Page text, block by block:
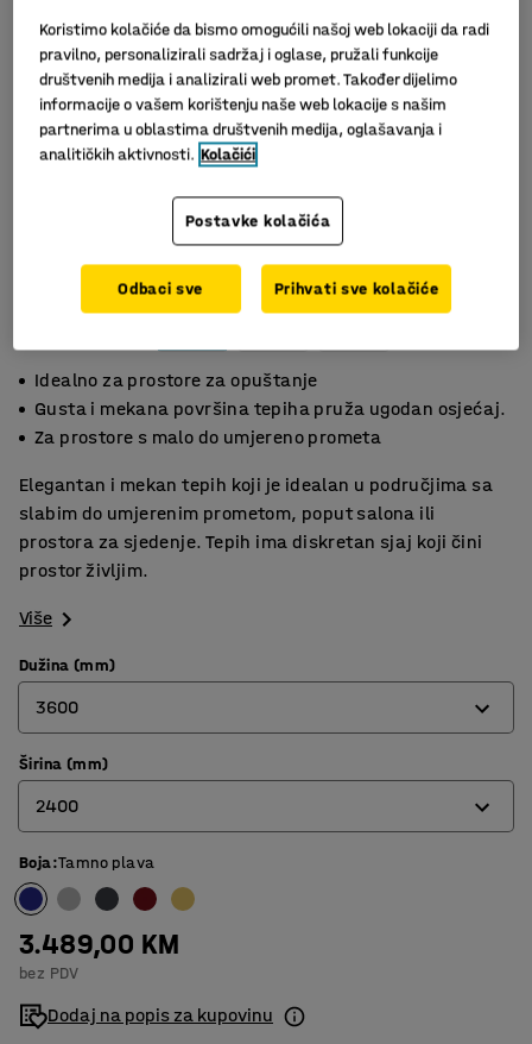
Idealno za prostore za opuštanje
Gusta i mekana površina tepiha pruža ugodan osjećaj.
Za prostore s malo do umjereno prometa
Elegantan i mekan tepih koji je idealan u područjima sa
slabim do umjerenim prometom, poput salona ili
prostora za sjedenje. Tepih ima diskretan sjaj koji čini
prostor življim.
Više
Dužina (mm)
3600
3000
3600
4400
Širina (mm)
2400
2000
2400
Boja:Tamno plava
3.489,00 KM
bez PDV
Dodaj na popis za kupovinu
Koristimo kolačiće da bismo omogućili našoj web lokaciji da radi
pravilno, personalizirali sadržaj i oglase, pružali funkcije
društvenih medija i analizirali web promet. Također dijelimo
informacije o vašem korištenju naše web lokacije s našim
partnerima u oblastima društvenih medija, oglašavanja i
analitičkih aktivnosti. Kolačići
Postavke kolačića
Odbaci sve Prihvati sve kolačiće